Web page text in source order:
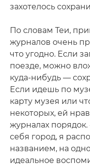
захотелось
По словам Теи,
журналов очень
что угодно. Если
поезде, можно
куда-нибудь —
Если идешь по
карту музея или
некоторых, ей
журналах
себя город, я
названием, на
идеальное